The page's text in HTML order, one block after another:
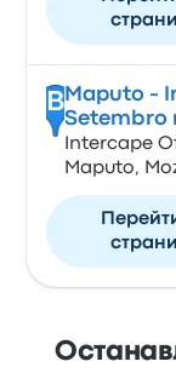
B Maputo -
Setembro
Intercape
Maputo,